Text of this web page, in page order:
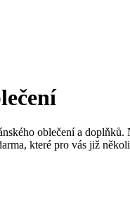
oblečení a
které pro vás již